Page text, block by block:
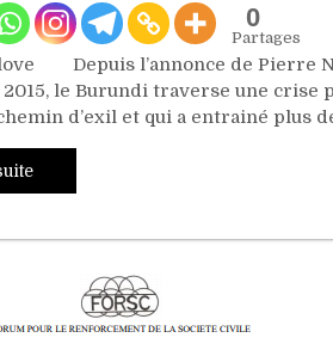
0
Partages
Depuis l’annonce de Pierre
2015, le Burundi traverse une crise
d’exil et qui a entrainé plus